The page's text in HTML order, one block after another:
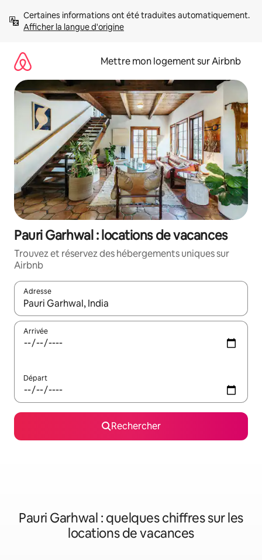
directement
Afficher la langue d'origine
Mettre mon logement sur Airbnb
Pauri Garhwal : locations de vacances
Trouvez et réservez des hébergements uniques sur
Airbnb
Adresse
Lorsque les résultats s'affichent, utilisez les flèches vers le
Arrivée
Départ
Rechercher
Pauri Garhwal : quelques chiffres sur les
locations de vacances